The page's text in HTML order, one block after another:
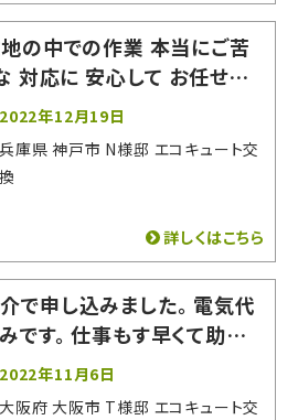
の中での作業 本当にご苦
対応に 安心して お任せす
またの機会がありましたら
ます。 有難うございました。
2022年12月19日
兵庫県 神戸市 N様邸 エコキュート交
換
詳しくはこちら
で申し込みました。 電気代
す。 仕事もす早くて助かり
2022年11月6日
大阪府 大阪市 T様邸 エコキュート交